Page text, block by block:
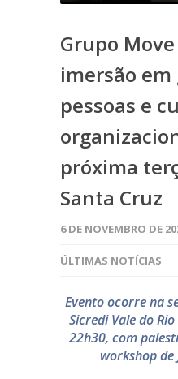
Grupo
imersão em
pessoas e
próxima
Santa Cruz
6 DE NOVEMBRO DE
ÚLTIMAS NOTÍCIAS
Evento ocorre na
Sicredi Vale do
22h30, com
workshop de